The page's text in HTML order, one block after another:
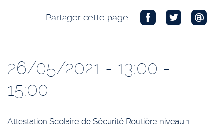
Partager cette page
26/05/2021 - 13:00 -
15:00
Attestation Scolaire de Sécurité Routière niveau 1